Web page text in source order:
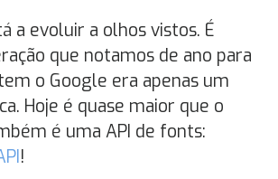
a evoluir a olhos vistos. É
que notamos de ano para
o Google era apenas um
Hoje é quase maior que o
é uma API de fonts:
!